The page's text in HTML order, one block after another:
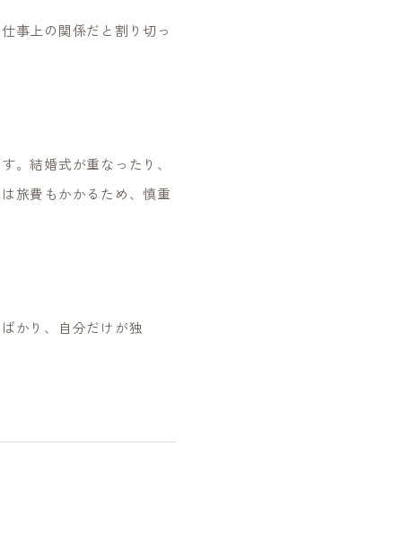
事上の関係だと割り切っ
。結婚式が重なったり、
旅費もかかるため、慎重
かり、自分だけが独